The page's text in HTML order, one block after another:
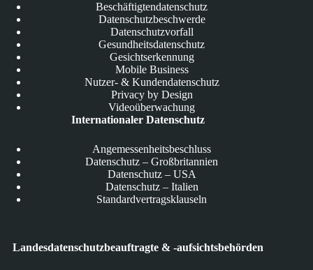
Beschäftigtendatenschutz
Datenschutzbeschwerde
Datenschutzvorfall
Gesundheitsdatenschutz
Gesichtserkennung
Mobile Business
Nutzer- & Kundendatenschutz
Privacy by Design
Videoüberwachung
Internationaler Datenschutz
Angemessenheitsbeschluss
Datenschutz – Großbritannien
Datenschutz – USA
Datenschutz – Italien
Standardvertragsklauseln
Landesdatenschutzbeauftragte & -aufsichtsbehörden